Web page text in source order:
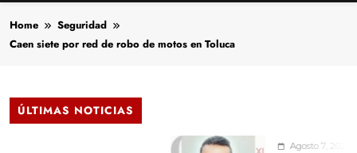
Home
Seguridad
Caen siete por red de robo de motos en Toluca
ÚLTIMAS NOTICIAS
Agosto 7, 2026